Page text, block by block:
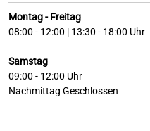
Montag - Freitag
08:00 - 12:00 | 13:30 - 18:00 Uhr
Samstag
09:00 - 12:00 Uhr
Nachmittag Geschlossen